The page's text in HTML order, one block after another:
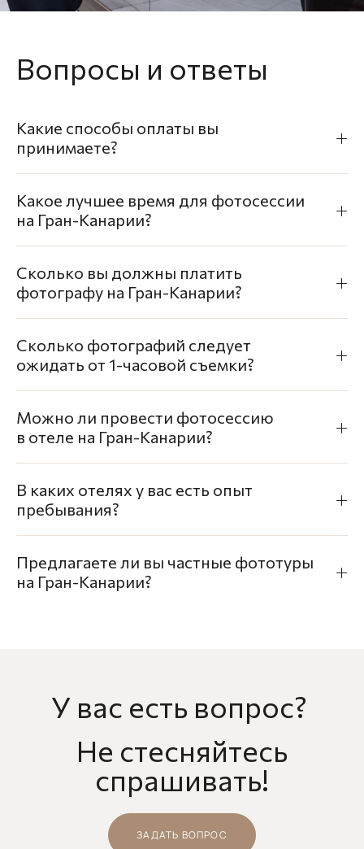
Вопросы и ответы
Какие способы оплаты вы
принимаете?
Какое лучшее время для фотосессии
на Гран-Канарии?
Сколько вы должны платить
фотографу на Гран-Канарии?
Сколько фотографий следует
ожидать от 1-часовой съемки?
Можно ли провести фотосессию
в отеле на Гран-Канарии?
В каких отелях у вас есть опыт
пребывания?
Предлагаете ли вы частные фототуры
на Гран-Канарии?
У вас есть вопрос?
Не стесняйтесь
спрашивать!
ЗАДАТЬ ВОПРОС